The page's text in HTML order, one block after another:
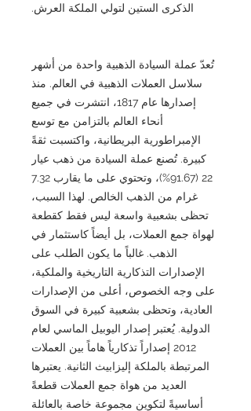
الذكرى الستين لتولي الملكة العرش.
تُعدّ عملة السيادة الذهبية واحدة من أشهر
سلاسل العملات الذهبية في العالم. منذ
إصدارها عام 1817، انتشرت في جميع
أنحاء العالم بالتزامن مع توسع
الإمبراطورية البريطانية، واكتسبت ثقةً
كبيرة. تُصنع عملة السيادة من ذهب عيار
22 (91.67%)، وتحتوي على ما يقارب 7.32
غرام من الذهب الخالص. لهذا السبب،
تحظى بشعبية واسعة ليس فقط كقطعة
لهواة جمع العملات، بل أيضاً كاستثمار في
الذهب. غالباً ما يكون الطلب على
الإصدارات التذكارية التاريخية والملكية،
على وجه الخصوص، أعلى من الإصدارات
العادية، وتحظى بشعبية كبيرة في السوق
الدولية. يُعتبر إصدار اليوبيل الماسي لعام
2012 إصداراً تذكارياً هاماً بين العملات
المرتبطة بالملكة إليزابيث الثانية. يعتبرها
العديد من هواة جمع العملات قطعةً
أساسيةً لتكوين مجموعة خاصة بالعائلة